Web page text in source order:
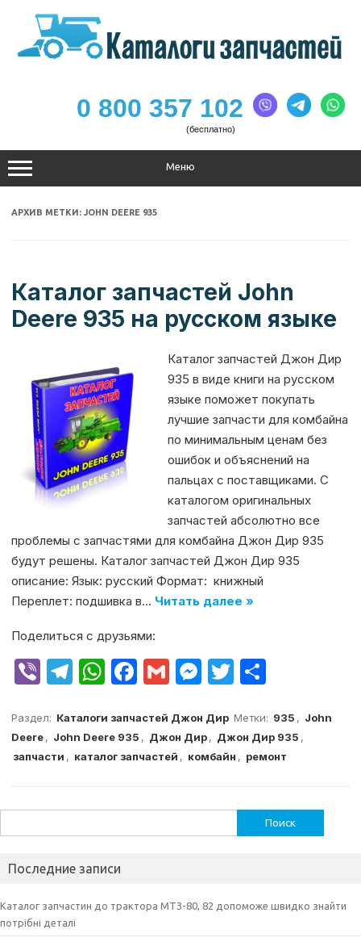
содержимому
0 800 357 102
(бесплатно)
Меню
АРХИВ МЕТКИ: JOHN DEERE 935
Каталог запчастей John
Deere 935 на русском языке
Каталог запчастей Джон Дир
935 в виде книги на русском
языке поможет покупать
лучшие запчасти для комбайна
по минимальным ценам без
ошибок и объяснений на
пальцах с поставщиками. С
каталогом оригинальных
запчастей абсолютно все
проблемы с запчастями для комбайна Джон Дир 935
будут решены. Каталог запчастей Джон Дир 935
описание: Язык: русский Формат: книжный
Переплет: подшивка в… Читать далее »
Поделиться с друзьями:
V
er
T
e
g
W
at
s
F
c
e
G
ai
l
M
s
s
T
it
te
п
р
и
Раздел: Каталоги запчастей Джон Дир Метки: 935 , John
Deere, John Deere 935 , Джон Дир, Джон Дир 935 ,
запчасти , каталог запчастей , комбайн , ремонт
Последние записи
Каталог запчастин до трактора МТЗ-80, 82 допоможе швидко знайти
потрібні деталі